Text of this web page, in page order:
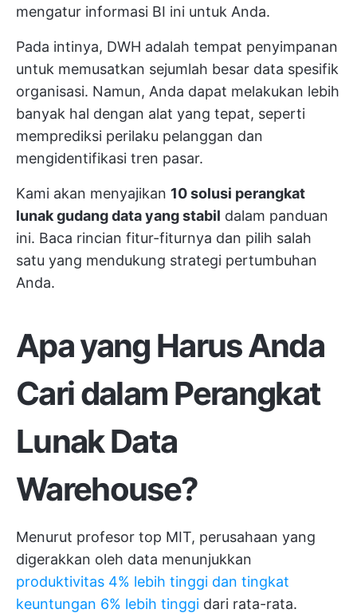
mengatur informasi BI ini untuk Anda.
Pada intinya, DWH adalah tempat penyimpanan
untuk memusatkan sejumlah besar data spesifik
organisasi. Namun, Anda dapat melakukan lebih
banyak hal dengan alat yang tepat, seperti
memprediksi perilaku pelanggan dan
mengidentifikasi tren pasar.
Kami akan menyajikan 10 solusi perangkat
lunak gudang data yang stabil dalam panduan
ini. Baca rincian fitur-fiturnya dan pilih salah
satu yang mendukung strategi pertumbuhan
Anda.
Apa yang Harus Anda
Cari dalam Perangkat
Lunak Data
Warehouse?
Menurut profesor top MIT, perusahaan yang
digerakkan oleh data menunjukkan
produktivitas 4% lebih tinggi dan tingkat
keuntungan 6% lebih tinggi dari rata-rata.